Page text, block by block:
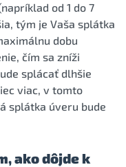
od 1 do 7
tým je Vaša splátka
dobu
čím sa zníži
splácať dlhšie
viac, v tomto
splátka úveru bude
ako dôjde k